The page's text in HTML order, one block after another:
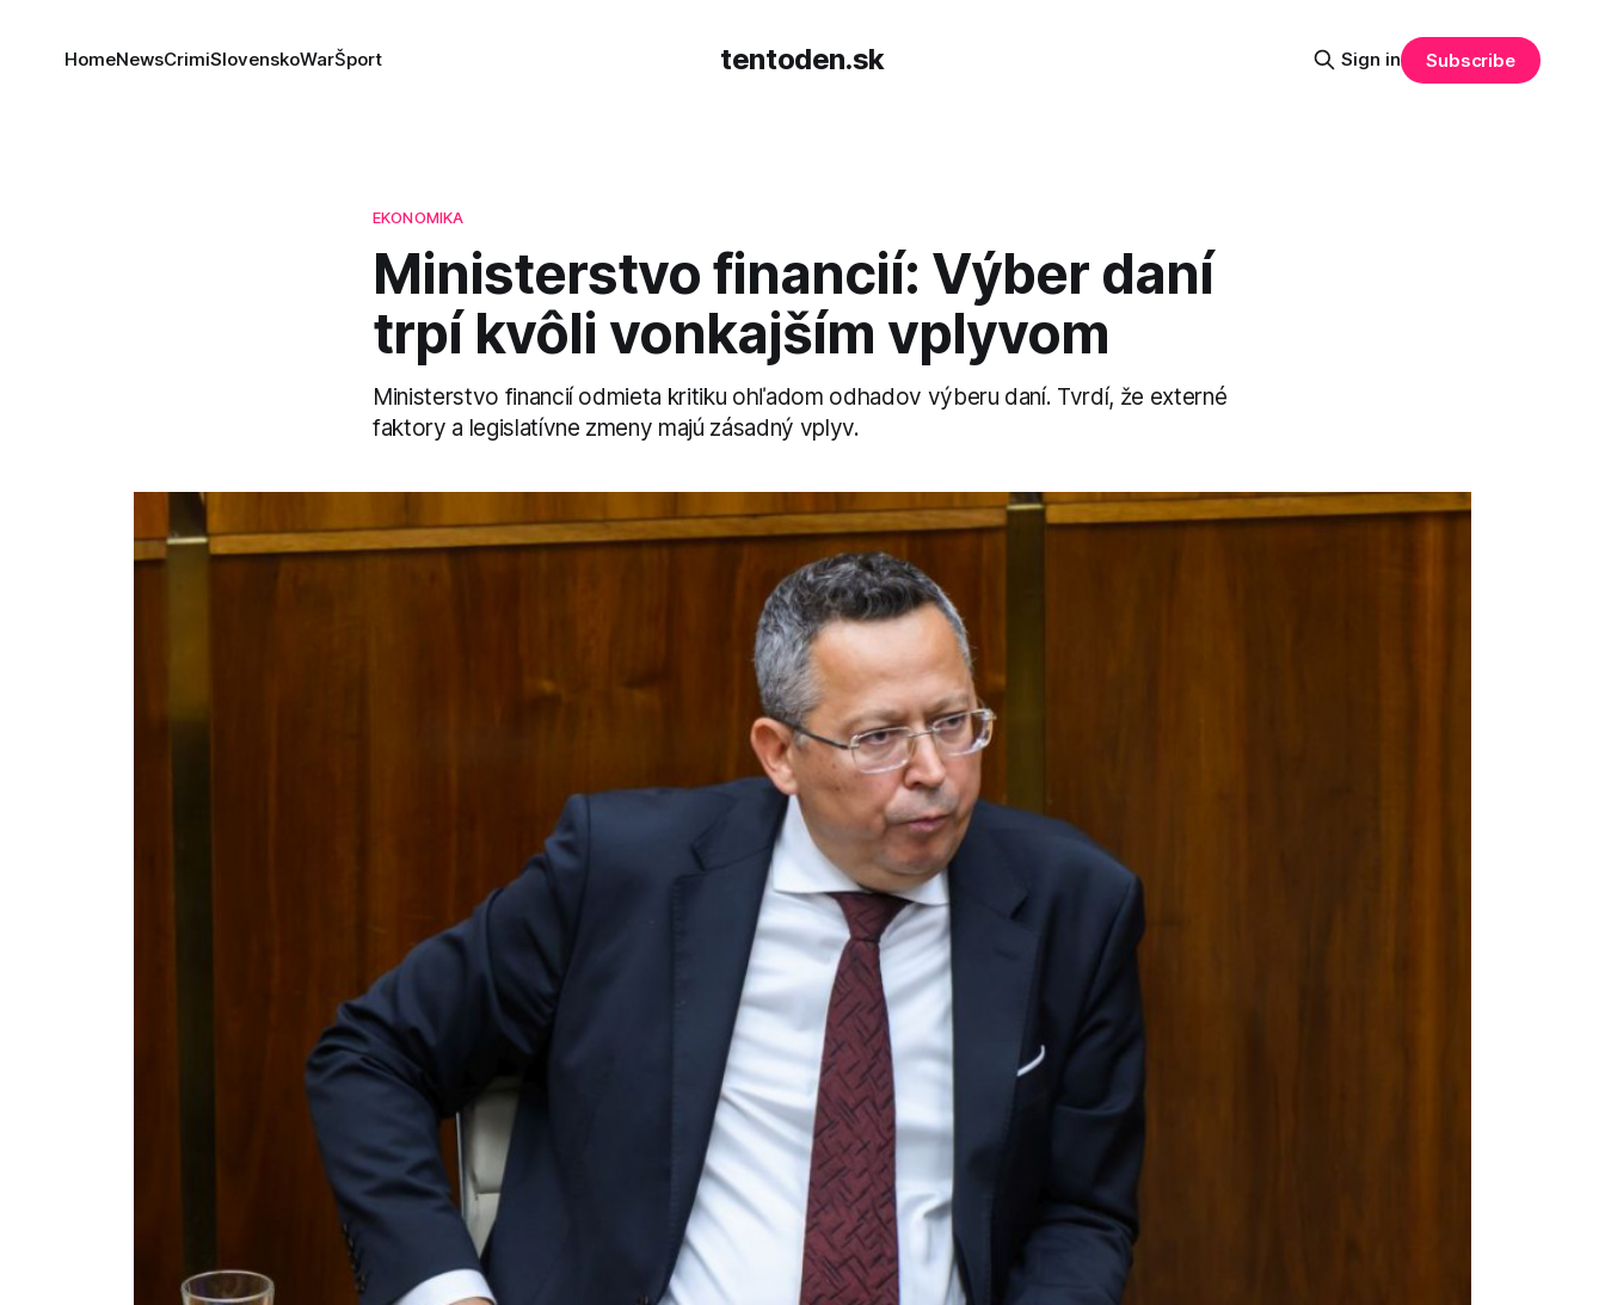
tentoden.sk
HomeNewsCrimiSlovenskoWarŠport Sign in Subscribe
EKONOMIKA
Ministerstvo financií: Výber daní
trpí kvôli vonkajším vplyvom
Ministerstvo financií odmieta kritiku ohľadom odhadov výberu daní. Tvrdí, že externé
faktory a legislatívne zmeny majú zásadný vplyv.